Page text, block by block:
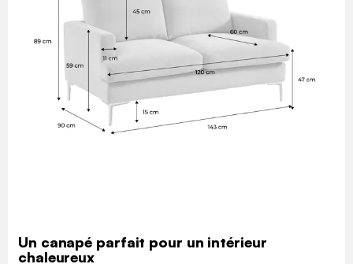
Un canapé parfait pour un intérieur
chaleureux